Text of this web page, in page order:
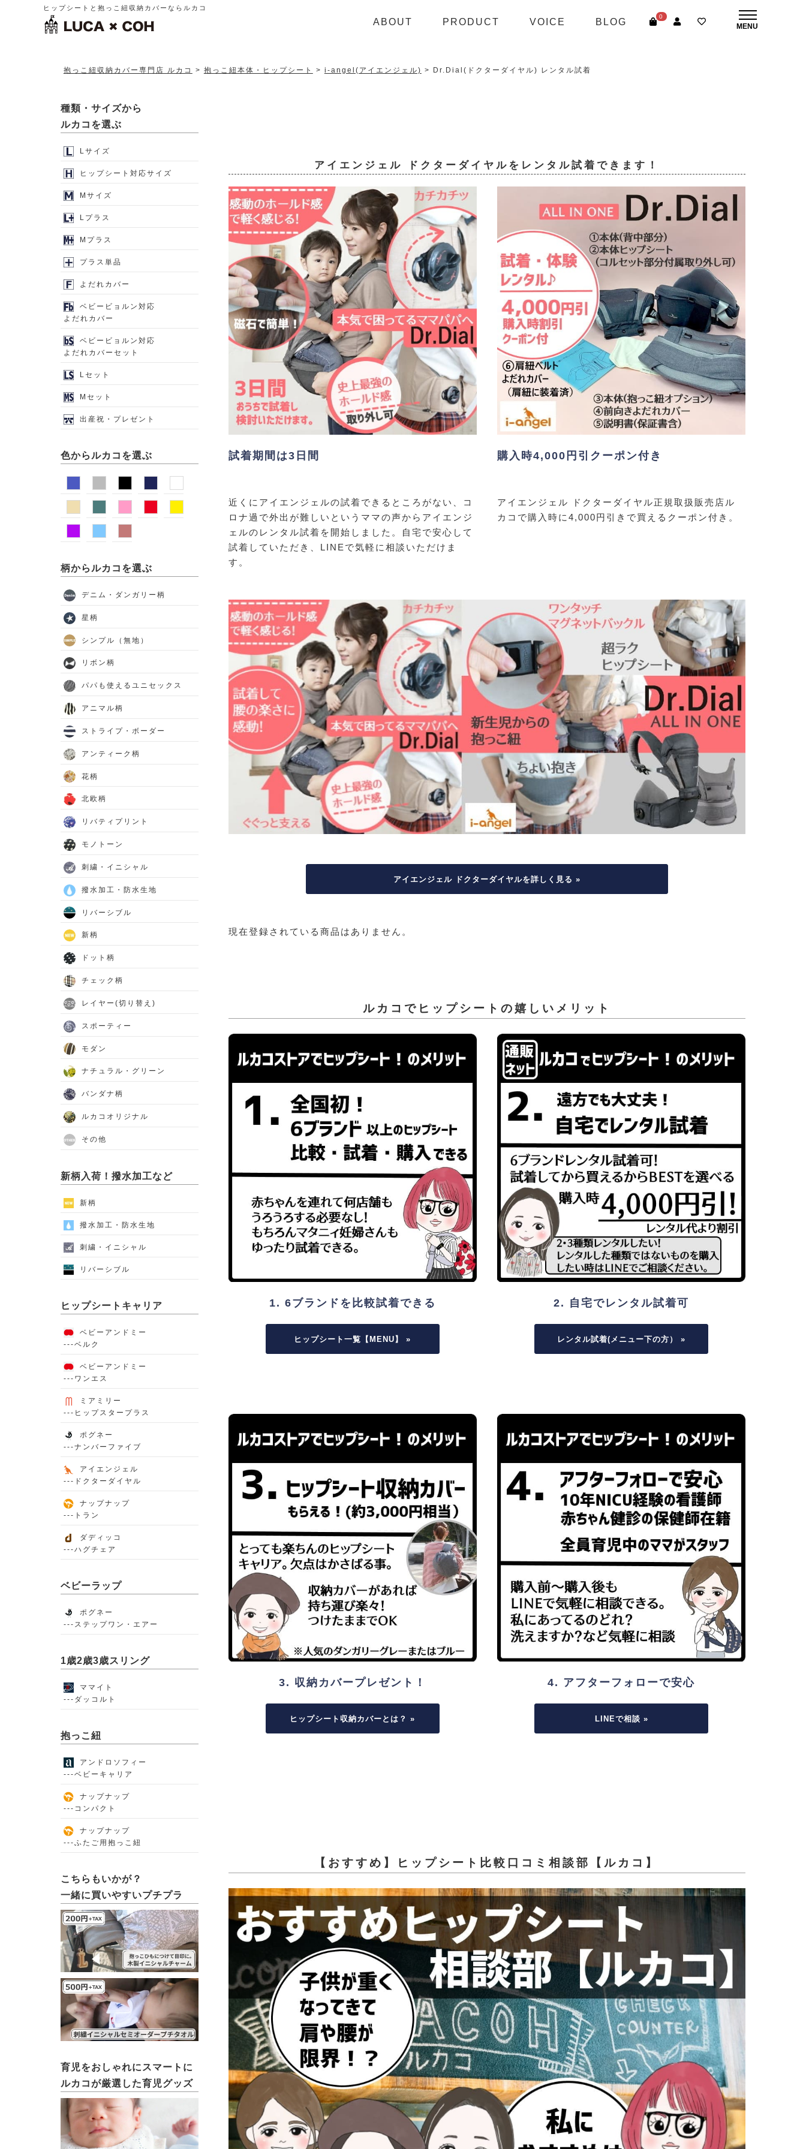
ヒップシートと抱っこ紐収納カバーならルカコ
ABOUT PRODUCT VOICE BLOG
0
抱っこ紐収納カバー専門店 ルカコ 抱っこ紐本体・ヒップシート i-angel(アイエンジェル) Dr.Dial(ドクターダイヤル) レンタル試着
アイエンジェル ドクターダイヤルをレンタル試着できます！
試着期間は3日間
近くにアイエンジェルの試着できるところがない、コ
ロナ過で外出が難しいというママの声からアイエンジ
ェルのレンタル試着を開始しました。自宅で安心して
試着していただき、LINEで気軽に相談いただけま
す。
購入時4,000円引クーポン付き
アイエンジェル ドクターダイヤル正規取扱販売店ル
カコで購入時に4,000円引きで買えるクーポン付き。
アイエンジェル ドクターダイヤルを詳しく見る »
現在登録されている商品はありません。
ルカコでヒップシートの嬉しいメリット
1. 6ブランドを比較試着できる
ヒップシート一覧【MENU】 »
2. 自宅でレンタル試着可
レンタル試着(メニュー下の方） »
3. 収納カバープレゼント！
ヒップシート収納カバーとは？ »
4. アフターフォローで安心
LINEで相談 »
【おすすめ】ヒップシート 比較口コミ相談部【ルカコ】
種類・サイズから
ルカコを選ぶ
Lサイズ
ヒップシート対応サイズ
Mサイズ
Lプラス
Mプラス
プラス単品
よだれカバー
ベビービョルン対応
よだれカバー
ベビービョルン対応
よだれカバーセット
Lセット
Mセット
出産祝・プレゼント
色からルカコを選ぶ
柄からルカコを選ぶ
デニム・ダンガリー柄
星柄
シンプル（無地）
リボン柄
パパも使えるユニセックス
アニマル柄
ストライプ・ボーダー
アンティーク柄
花柄
北欧柄
リバティプリント
モノトーン
刺繍・イニシャル
撥水加工・防水生地
リバーシブル
新柄
ドット柄
チェック柄
レイヤー(切り替え)
スポーティー
モダン
ナチュラル・グリーン
バンダナ柄
ルカコオリジナル
その他
新柄入荷！撥水加工など
新柄
撥水加工・防水生地
刺繍・イニシャル
リバーシブル
ヒップシートキャリア
ベビーアンドミー
---ベルク
ベビーアンドミー
---ワンエス
ミアミリー
---ヒップスタープラス
ポグネー
---ナンバーファイブ
アイエンジェル
---ドクターダイヤル
ナップナップ
---トラン
ダディッコ
---ハグチェア
ベビーラップ
ポグネー
---ステップワン・エアー
1歳2歳3歳スリング
ママイト
---ダッコルト
抱っこ紐
アンドロソフィー
---ベビーキャリア
ナップナップ
---コンパクト
ナップナップ
---ふたご用抱っこ紐
こちらもいかが？
一緒に買いやすいプチプラ
育児をおしゃれにスマートに
ルカコが厳選した育児グッズ